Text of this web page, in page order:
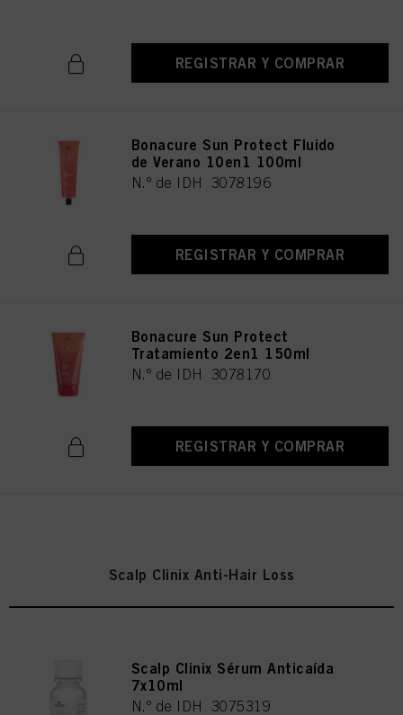
REGISTRAR Y COMPRAR
Bonacure Sun Protect Fluido
de Verano 10en1 100ml
N.º de IDH 3078196
REGISTRAR Y COMPRAR
Bonacure Sun Protect
Tratamiento 2en1 150ml
N.º de IDH 3078170
REGISTRAR Y COMPRAR
Scalp Clinix Anti-Hair Loss
Scalp Clinix Sérum Anticaída
7x10ml
N.º de IDH 3075319